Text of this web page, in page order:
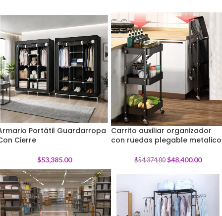
Portátil Guardarropa
Cierre
$53,385.00
-11%
Carrito auxiliar organizador
con ruedas plegable metalico
$54,374.00 $48,400.00